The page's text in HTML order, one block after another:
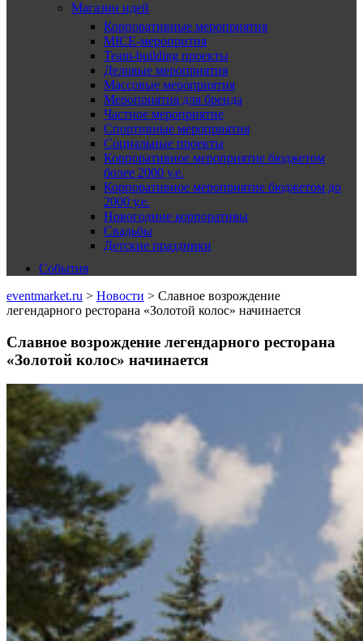
Магазин идей
Корпоративные мероприятия
MICE-меропрития
Team-building проекты
Деловые мероприятия
Массовые мероприятия
Мероприятия для бренда
Частное мероприятие
Спортивные мероприятия
Социальные проекты
Корпоративное мероприятие бюджетом
более 2000 у.е.
Корпоративное мероприятие бюджетом до
2000 у.е.
Новогодние корпоративы
Свадьбы
Детские праздники
События
eventmarket.ru > Новости > Славное возрождение
легендарного ресторана «Золотой колос» начинается
Славное возрождение легендарного ресторана
«Золотой колос» начинается